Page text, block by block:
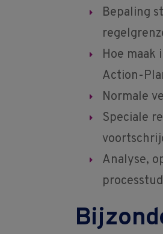
Bepaling
Hoe
Action-
Normale
Speciale
Analyse,